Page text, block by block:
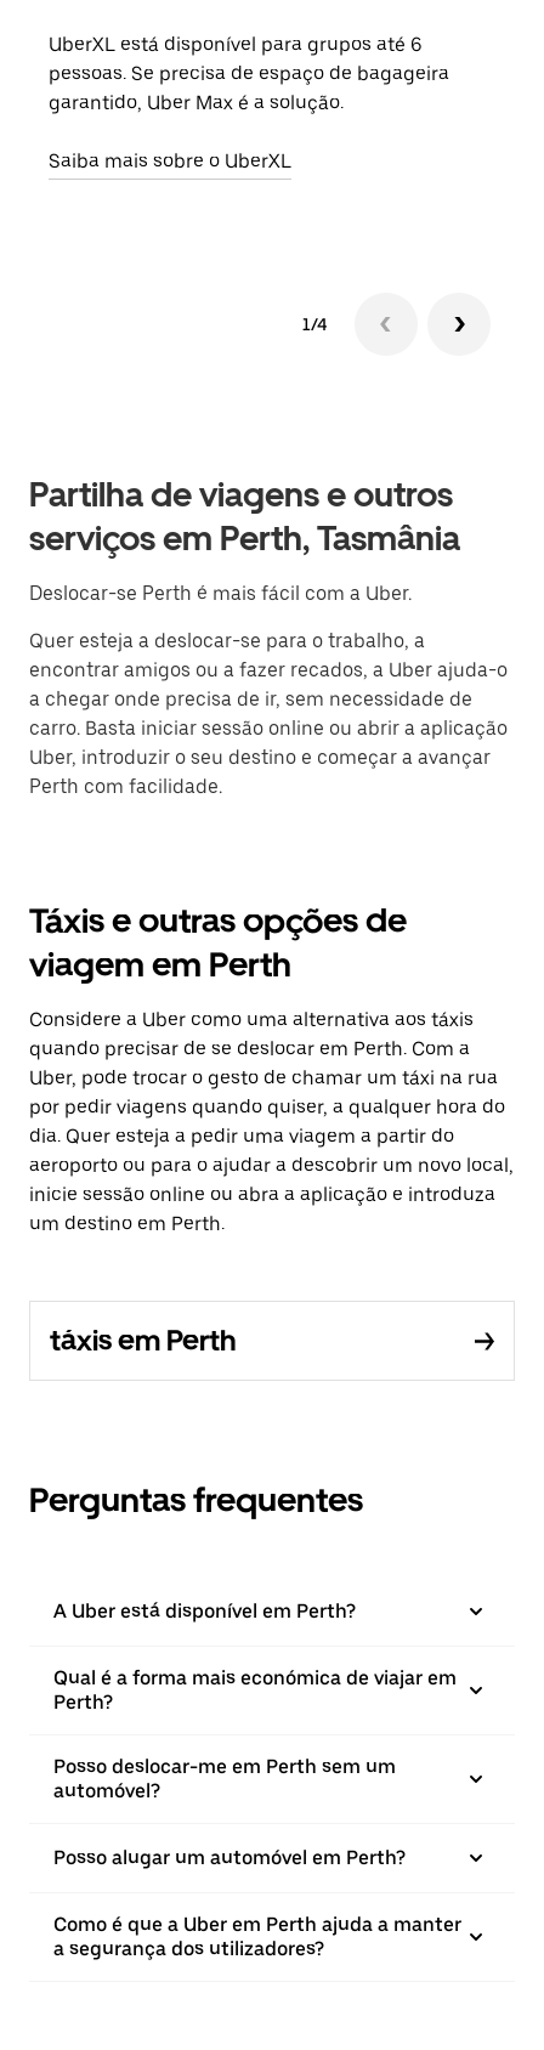
UberXL está disponível para grupos até 6
pessoas. Se precisa de espaço de bagageira
garantido, Uber Max é a solução.
Saiba mais sobre o UberXL
1/4
Partilha de viagens e outros
serviços em Perth, Tasmânia
Deslocar-se Perth é mais fácil com a Uber.
Quer esteja a deslocar-se para o trabalho, a
encontrar amigos ou a fazer recados, a Uber ajuda-o
a chegar onde precisa de ir, sem necessidade de
carro. Basta iniciar sessão online ou abrir a aplicação
Uber, introduzir o seu destino e começar a avançar
Perth com facilidade.
Táxis e outras opções de
viagem em Perth
Considere a Uber como uma alternativa aos táxis
quando precisar de se deslocar em Perth. Com a
Uber, pode trocar o gesto de chamar um táxi na rua
por pedir viagens quando quiser, a qualquer hora do
dia. Quer esteja a pedir uma viagem a partir do
aeroporto ou para o ajudar a descobrir um novo local,
inicie sessão online ou abra a aplicação e introduza
um destino em Perth.
táxis em Perth
Perguntas frequentes
A Uber está disponível em Perth?
Qual é a forma mais económica de viajar em
Perth?
Posso deslocar-me em Perth sem um
automóvel?
Posso alugar um automóvel em Perth?
Como é que a Uber em Perth ajuda a manter
a segurança dos utilizadores?